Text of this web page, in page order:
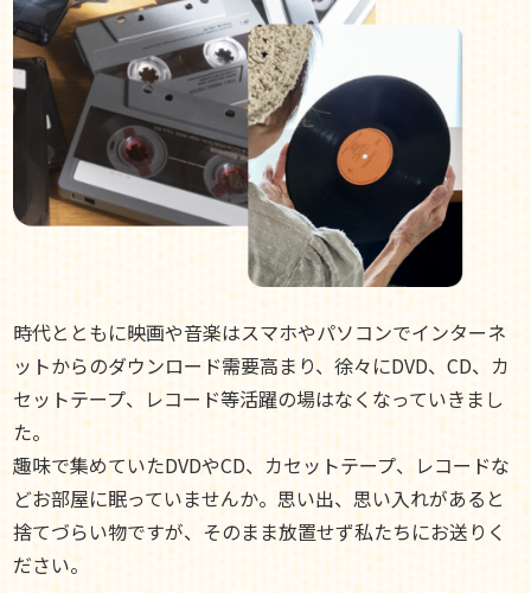
時代とともに映画や音楽はスマホやパソコンでインターネ
ットからのダウンロード需要高まり、徐々にDVD、CD、カ
セットテープ、レコード等活躍の場はなくなっていきまし
た。
趣味で集めていたDVDやCD、カセットテープ、レコードな
どお部屋に眠っていませんか。思い出、思い入れがあると
捨てづらい物ですが、そのまま放置せず私たちにお送りく
ださい。